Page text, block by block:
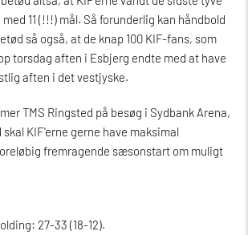
11 (!!!) mål. Så forunderlig kan håndbold
så også, at de knap 100 KIF-fans, som
torsdag aften i Esbjerg endte med at have
aften i det vestjyske.
TMS Ringsted på besøg i Sydbank Arena,
KIF'erne gerne have maksimal
fremragende sæsonstart om muligt
27-33 (18-12).